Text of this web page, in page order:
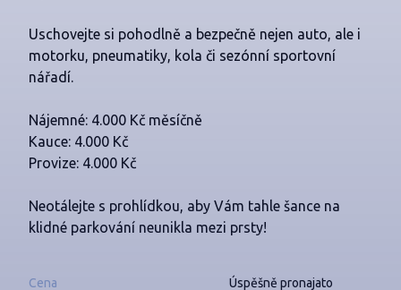
Uschovejte si pohodlně a bezpečně nejen auto, ale i
motorku, pneumatiky, kola či sezónní sportovní
nářadí.
Nájemné: 4.000 Kč měsíčně
Kauce: 4.000 Kč
Provize: 4.000 Kč
Neotálejte s prohlídkou, aby Vám tahle šance na
klidné parkování neunikla mezi prsty!
Cena
Úspěšně pronajato